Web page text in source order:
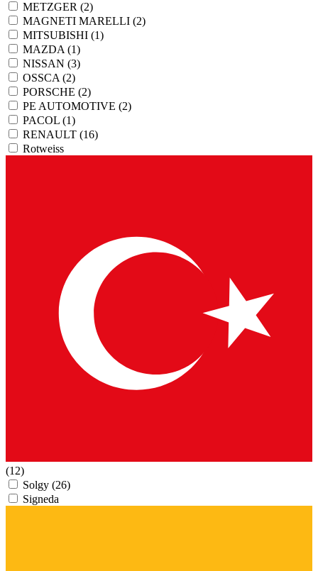
METZGER (2)
MAGNETI MARELLI (2)
MITSUBISHI (1)
MAZDA (1)
NISSAN (3)
OSSCA (2)
PORSCHE (2)
PE AUTOMOTIVE (2)
PACOL (1)
RENAULT (16)
Rotweiss
(12)
Solgy (26)
Signeda